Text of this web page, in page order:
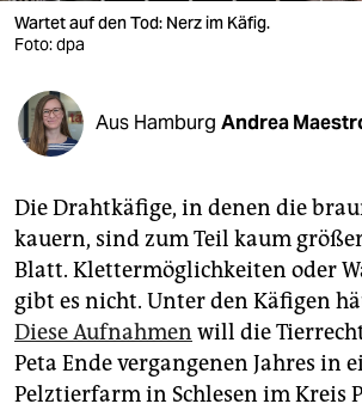
verlag
veranstaltungen
shop
unterstützen
abo
genossenschaft
epaper login
Wartet auf den Tod: Nerz im Käfig.
Foto: dpa
Aus Hamburg Andrea
Die Drahtkäfige, in denen die
kauern, sind zum Teil kaum
Blatt. Klettermöglichkeiten oder
gibt es nicht. Unter den Käfigen
Diese Aufnahmen will die
Peta Ende vergangenen Jahres in
Pelztierfarm in Schlesen im Kreis